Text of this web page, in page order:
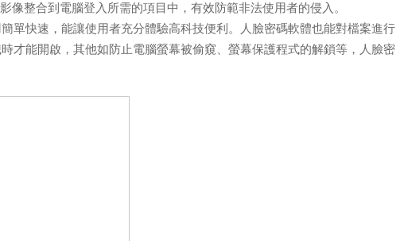
像整合到電腦登入所需的項目中，有效防範非法使用者的侵入。
單快速，能讓使用者充分體驗高科技便利。人臉密碼軟體也能對檔案進行
才能開啟，其他如防止電腦螢幕被偷窺、螢幕保護程式的解鎖等，人臉密